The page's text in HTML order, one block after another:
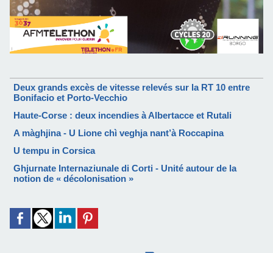
Deux grands excès de vitesse relevés sur la RT 10 entre
Bonifacio et Porto-Vecchio
Haute-Corse : deux incendies à Albertacce et Rutali
A màghjina - U Lione chì veghja nant’à Roccapina
U tempu in Corsica
Ghjurnate Internaziunale di Corti - Unité autour de la
notion de « décolonisation »